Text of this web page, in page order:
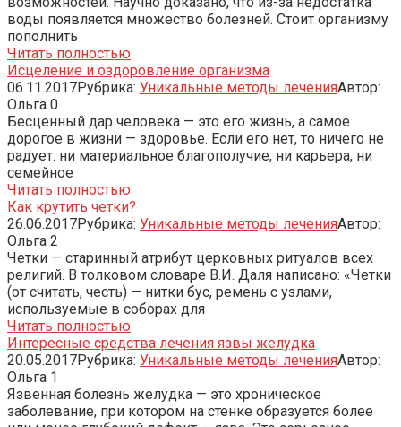
воды появляется множество болезней. Стоит организму
пополнить
Читать полностью
Исцеление и оздоровление организма
06.11.2017Рубрика: Уникальные методы леченияАвтор:
Ольга 0
Бесценный дар человека — это его жизнь, а самое
дорогое в жизни — здоровье. Если его нет, то ничего не
радует: ни материальное благополучие, ни карьера, ни
семейное
Читать полностью
Как крутить четки?
26.06.2017Рубрика: Уникальные методы леченияАвтор:
Ольга 2
Четки — старинный атрибут церковных ритуалов всех
религий. В толковом словаре В.И. Даля написано: «Четки
(от считать, честь) — нитки бус, ремень с узлами,
используемые в соборах для
Читать полностью
Интересные средства лечения язвы желудка
20.05.2017Рубрика: Уникальные методы леченияАвтор:
Ольга 1
Язвенная болезнь желудка — это хроническое
заболевание, при котором на стенке образуется более